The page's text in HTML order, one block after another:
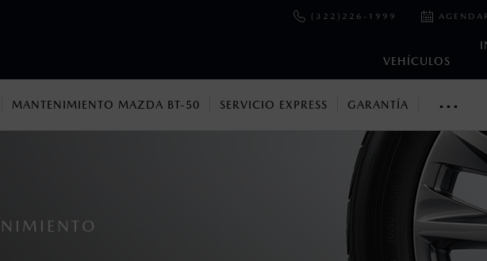
VEHÍCULOS
(322)226-1999
MANTENIMIENTO MAZDA BT-50 SERVICIO EXPRESS GARANTÍA ···
indicados en esta página son al menudeo, sugeridos por el fabricante, en
sin previo aviso, no incluyen: tenencias, placas, accesorios, seguro y gastos
y los precios de sus productos, sin aviso previo al consumidor.